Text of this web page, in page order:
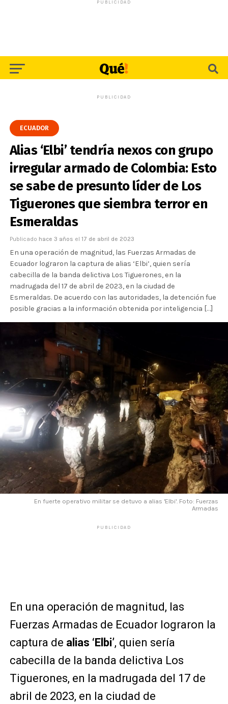
PUBLICIDAD
PUBLICIDAD
ECUADOR
Alias ‘Elbi’ tendría nexos con grupo
irregular armado de Colombia: Esto
se sabe de presunto líder de Los
Tiguerones que siembra terror en
Esmeraldas
Publicado hace 3 años el 17 de abril de 2023
En una operación de magnitud, las Fuerzas Armadas de
Ecuador lograron la captura de alias ‘Elbi’, quien sería
cabecilla de la banda delictiva Los Tiguerones, en la
madrugada del 17 de abril de 2023, en la ciudad de
Esmeraldas. De acuerdo con las autoridades, la detención fue
posible gracias a la información obtenida por inteligencia […]
En fuerte operativo militar se detuvo a alias 'Elbi'. Foto: Fuerzas
Armadas
PUBLICIDAD
En una operación de magnitud, las
Fuerzas Armadas de Ecuador lograron la
captura de alias ‘Elbi’, quien sería
cabecilla de la banda delictiva Los
Tiguerones, en la madrugada del 17 de
abril de 2023, en la ciudad de